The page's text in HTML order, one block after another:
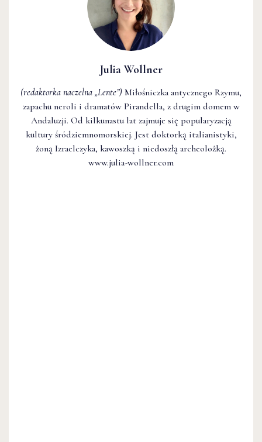
Julia Wollner
(redaktorka naczelna „Lente”) Miłośniczka antycznego Rzymu,
zapachu neroli i dramatów Pirandella, z drugim domem w
Andaluzji. Od kilkunastu lat zajmuje się popularyzacją
kultury śródziemnomorskiej. Jest doktorką italianistyki,
żoną Izraelczyka, kawoszką i niedoszłą archeolożką.
www.julia-wollner.com